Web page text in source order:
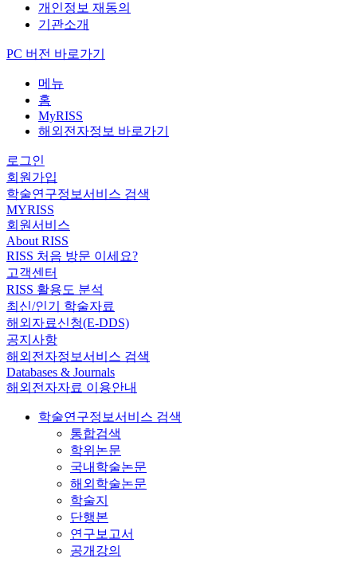
개인정보 재동의
기관소개
PC 버전 바로가기
메뉴
홈
MyRISS
해외전자정보 바로가기
로그인
회원가입
학술연구정보서비스 검색
MYRISS
회원서비스
About RISS
RISS 처음 방문 이세요?
고객센터
RISS 활용도 분석
최신/인기 학술자료
해외자료신청(E-DDS)
공지사항
해외전자정보서비스 검색
Databases & Journals
해외전자자료 이용안내
학술연구정보서비스 검색
통합검색
학위논문
국내학술논문
해외학술논문
학술지
단행본
연구보고서
공개강의